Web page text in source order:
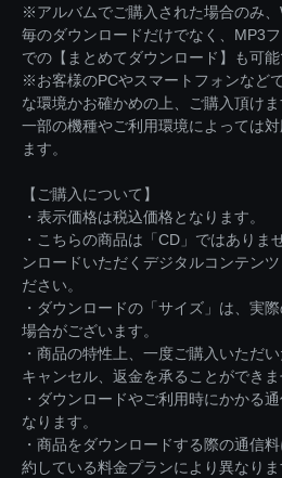
※アルバムでご購入された場合のみ、
毎のダウンロードだけでなく、MP3
での【まとめてダウンロード】も可能
※お客様のPCやスマートフォンなど
な環境かお確かめの上、ご購入頂けま
一部の機種やご利用環境によっては
ます。
【ご購入について】
・表示価格は税込価格となります。
・こちらの商品は「CD」ではありま
ンロードいただくデジタルコンテン
ださい。
・ダウンロードの「サイズ」は、実
場合がございます。
・商品の特性上、一度ご購入いただ
キャンセル、返金を承ることができま
・ダウンロードやご利用時にかかる
なります。
・商品をダウンロードする際の通信
約している料金プランにより異なり